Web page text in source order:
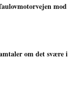
mod
om det svære i